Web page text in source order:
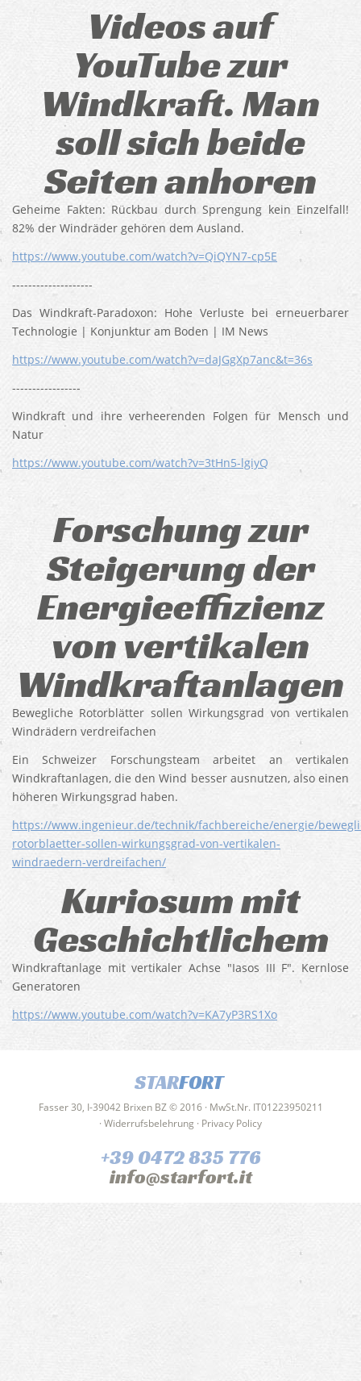
Videos auf
YouTube zur
Windkraft. Man
soll sich beide
Seiten anhoren
Geheime Fakten: Rückbau durch Sprengung kein Einzelfall!
82% der Windräder gehören dem Ausland.
https://www.youtube.com/watch?v=QiQYN7-cp5E
--------------------
Das Windkraft-Paradoxon: Hohe Verluste bei erneuerbarer
Technologie | Konjunktur am Boden | IM News
https://www.youtube.com/watch?v=daJGgXp7anc&t=36s
-----------------
Windkraft und ihre verheerenden Folgen für Mensch und
Natur
https://www.youtube.com/watch?v=3tHn5-lgiyQ
Forschung zur
Steigerung der
Energieeffizienz
von vertikalen
Windkraftanlagen
Bewegliche Rotorblätter sollen Wirkungsgrad von vertikalen
Windrädern verdreifachen
Ein Schweizer Forschungsteam arbeitet an vertikalen
Windkraftanlagen, die den Wind besser ausnutzen, also einen
höheren Wirkungsgrad haben.
https://www.ingenieur.de/technik/fachbereiche/energie/
rotorblaetter-sollen-wirkungsgrad-von-vertikalen-
windraedern-verdreifachen/
Kuriosum mit
Geschichtlichem
Windkraftanlage mit vertikaler Achse "Iasos III F". Kernlose
Generatoren
https://www.youtube.com/watch?v=KA7yP3RS1Xo
STARFORT
Fasser 30, I-39042 Brixen BZ © 2016 · MwSt.Nr. IT01223950211
· Widerrufsbelehrung · Privacy Policy
+39 0472 835 776
info@starfort.it